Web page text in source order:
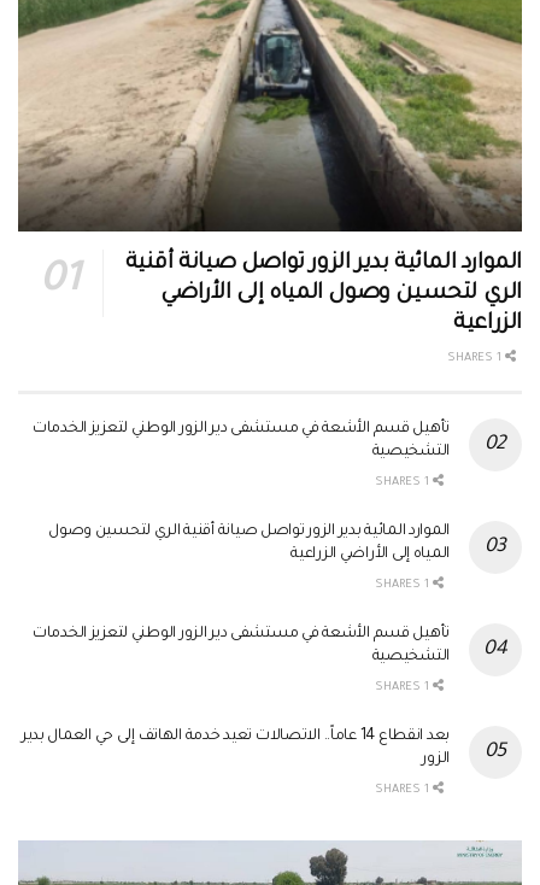
الموارد المائية بدير الزور تواصل صيانة أقنية
الري لتحسين وصول المياه إلى الأراضي
الزراعية
تأهيل قسم الأشعة في مستشفى دير الزور الوطني لتعزيز الخدمات
التشخيصية
الموارد المائية بدير الزور تواصل صيانة أقنية الري لتحسين وصول
المياه إلى الأراضي الزراعية
تأهيل قسم الأشعة في مستشفى دير الزور الوطني لتعزيز الخدمات
التشخيصية
بعد انقطاع 14 عاماً.. الاتصالات تعيد خدمة الهاتف إلى حي العمال بدير
الزور